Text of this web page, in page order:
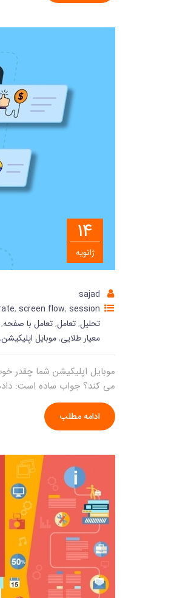
14
ژانویه
sajad
, screen flow, session
تحلیل,تعامل,تعامل با صفحه,
معیار طلایی,موبایل اپلیکیشن,
موبایل اپلیکیشن شما چقدر
می کند؟ جواب ساده است: داده
ادامه مطلب